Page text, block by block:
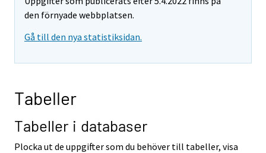
den förnyade webbplatsen.
Gå till den nya statistiksidan.
Tabeller
Tabeller i databaser
Plocka ut de uppgifter som du behöver till tabeller, visa